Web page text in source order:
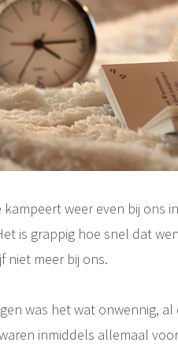
weer even bij ons
is grappig hoe snel dat
niet meer bij ons.
was het wat onwennig,
inmiddels allemaal